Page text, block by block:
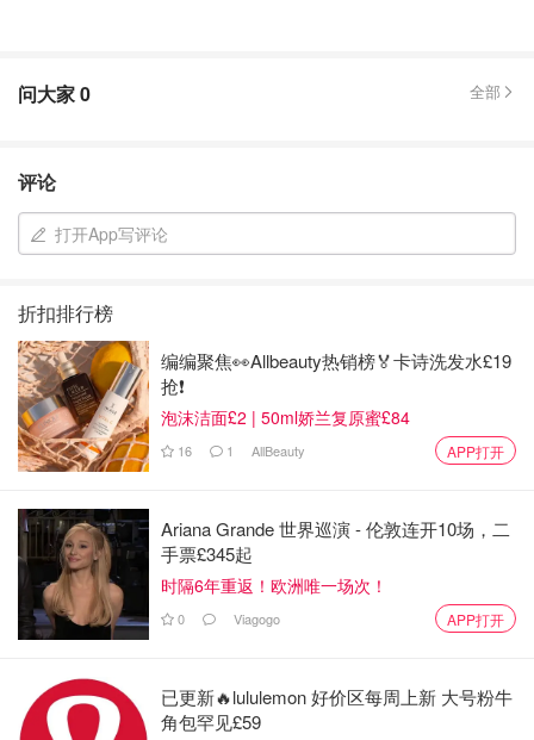
第二道：西红柿炒鸡蛋
所需材料
西红柿
鸡蛋
盐巴
问大家0 全部
评论
打开App写评论
折扣排行榜
编编聚焦👀Allbeauty热销榜🏅卡诗洗发水£19
抢❗
泡沫洁面£2 | 50ml娇兰复原蜜£84
16 1 AllBeauty APP打开
Ariana Grande 世界巡演 - 伦敦连开10场，二
手票£345起
时隔6年重返！欧洲唯一场次！
0 Viagogo APP打开
已更新🔥lululemon 好价区每周上新 大号粉牛
角包罕见£59